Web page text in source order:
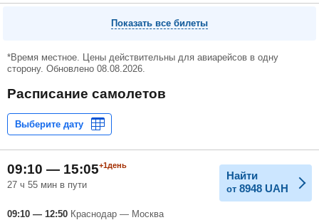
Показать все билеты
*Время местное. Цены действительны для авиарейсов в одну
сторону. Обновлено 08.08.2026.
Расписание самолетов
09:10 — 15:05+1день
27 ч 55 мин в пути
Найти
от 8948 UAH
09:10 — 12:50 Краснодар — Москва